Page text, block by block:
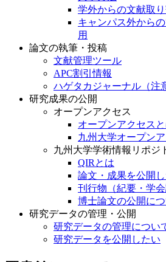
学外からの文献取
キャンパス外から
用
論文の執筆・投稿
文献管理ツール
APC割引情報
ハゲタカジャーナル（注
研究成果の公開
オープンアクセス
オープンアクセス
九州大学オープン
九州大学学術情報リポジ
QIRとは
論文・成果を公開
刊行物（紀要・学
博士論文の公開に
研究データの管理・公開
研究データの管理につい
研究データを公開したい